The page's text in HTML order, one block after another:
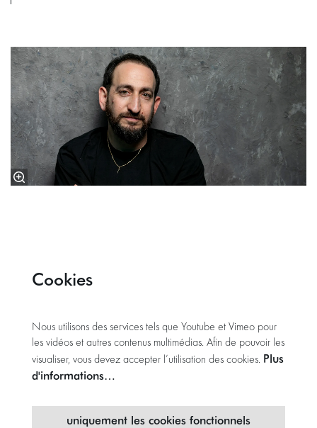
Cookies
Nous utilisons des services tels que Youtube et Vimeo pour
les vidéos et autres contenus multimédias. Afin de pouvoir les
visualiser, vous devez accepter l’utilisation des cookies. Plus
d'informations…
uniquement les cookies fonctionnels